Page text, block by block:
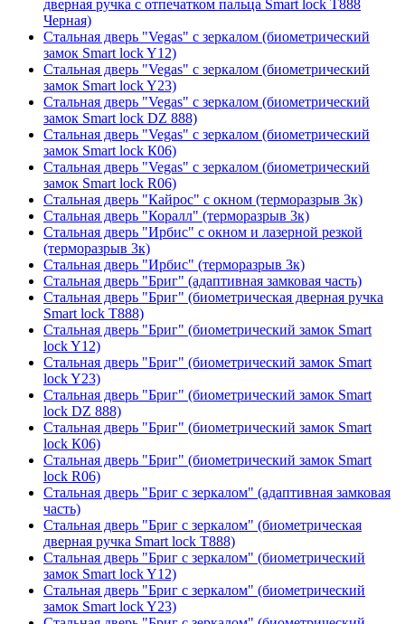
дверная ручка с отпечатком пальца Smart lock T888
Черная)
Стальная дверь "Vegas" с зеркалом (биометрический
замок Smart lock Y12)
Стальная дверь "Vegas" с зеркалом (биометрический
замок Smart lock Y23)
Стальная дверь "Vegas" с зеркалом (биометрический
замок Smart lock DZ 888)
Стальная дверь "Vegas" с зеркалом (биометрический
замок Smart lock К06)
Стальная дверь "Vegas" с зеркалом (биометрический
замок Smart lock R06)
Стальная дверь "Кайрос" с окном (терморазрыв 3к)
Стальная дверь "Коралл" (терморазрыв 3к)
Стальная дверь "Ирбис" с окном и лазерной резкой
(терморазрыв 3к)
Стальная дверь "Ирбис" (терморазрыв 3к)
Стальная дверь "Бриг" (адаптивная замковая часть)
Стальная дверь "Бриг" (биометрическая дверная ручка
Smart lock T888)
Стальная дверь "Бриг" (биометрический замок Smart
lock Y12)
Стальная дверь "Бриг" (биометрический замок Smart
lock Y23)
Стальная дверь "Бриг" (биометрический замок Smart
lock DZ 888)
Стальная дверь "Бриг" (биометрический замок Smart
lock К06)
Стальная дверь "Бриг" (биометрический замок Smart
lock R06)
Стальная дверь "Бриг с зеркалом" (адаптивная замковая
часть)
Стальная дверь "Бриг с зеркалом" (биометрическая
дверная ручка Smart lock T888)
Стальная дверь "Бриг с зеркалом" (биометрический
замок Smart lock Y12)
Стальная дверь "Бриг с зеркалом" (биометрический
замок Smart lock Y23)